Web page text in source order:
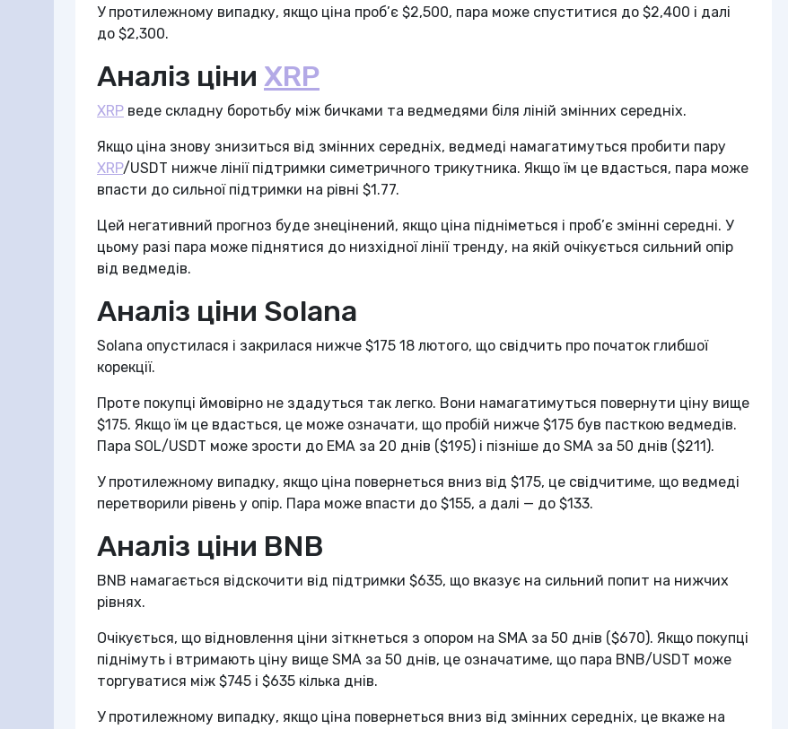
У протилежному випадку, якщо ціна проб’є $2,500, пара може спуститися до $2,400 і далі
до $2,300.
Аналіз ціни XRP
XRP веде складну боротьбу між бичками та ведмедями біля ліній змінних середніх.
Якщо ціна знову знизиться від змінних середніх, ведмеді намагатимуться пробити пару
XRP/USDT нижче лінії підтримки симетричного трикутника. Якщо їм це вдасться, пара може
впасти до сильної підтримки на рівні $1.77.
Цей негативний прогноз буде знецінений, якщо ціна підніметься і проб’є змінні середні. У
цьому разі пара може піднятися до низхідної лінії тренду, на якій очікується сильний опір
від ведмедів.
Аналіз ціни Solana
Solana опустилася і закрилася нижче $175 18 лютого, що свідчить про початок глибшої
корекції.
Проте покупці ймовірно не здадуться так легко. Вони намагатимуться повернути ціну вище
$175. Якщо їм це вдасться, це може означати, що пробій нижче $175 був пасткою ведмедів.
Пара SOL/USDT може зрости до EMA за 20 днів ($195) і пізніше до SMA за 50 днів ($211).
У протилежному випадку, якщо ціна повернеться вниз від $175, це свідчитиме, що ведмеді
перетворили рівень у опір. Пара може впасти до $155, а далі — до $133.
Аналіз ціни BNB
BNB намагається відскочити від підтримки $635, що вказує на сильний попит на нижчих
рівнях.
Очікується, що відновлення ціни зіткнеться з опором на SMA за 50 днів ($670). Якщо покупці
піднімуть і втримають ціну вище SMA за 50 днів, це означатиме, що пара BNB/USDT може
торгуватися між $745 і $635 кілька днів.
У протилежному випадку, якщо ціна повернеться вниз від змінних середніх, це вкаже на